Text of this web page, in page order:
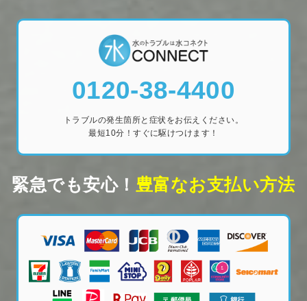
0120-38-4400
トラブルの発生箇所と症状をお伝えください。
最短10分！すぐに駆けつけます！
緊急でも安心！ 豊富なお支払い方法